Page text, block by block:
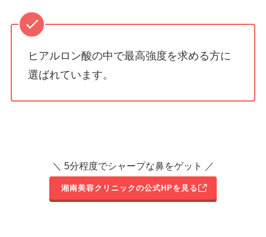
ヒアルロン酸の中で最高強度を求める方に
選ばれています。
＼ 5分程度でシャープな鼻をゲット ／
湘南美容クリニックの公式HPを見る